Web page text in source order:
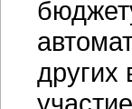
других